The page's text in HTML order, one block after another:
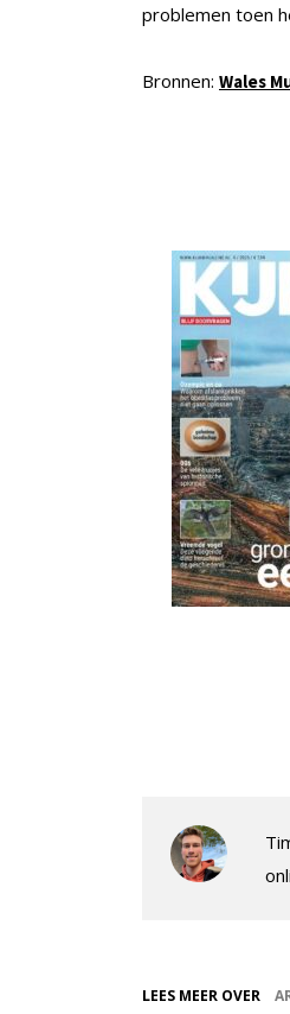
problemen toen
Bronnen: Wales
LEES MEER OVER